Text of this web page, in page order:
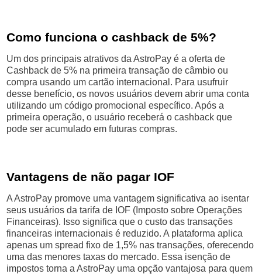
Como funciona o cashback de 5%?
Um dos principais atrativos da AstroPay é a oferta de
Cashback de 5% na primeira transação de câmbio ou
compra usando um cartão internacional. Para usufruir
desse benefício, os novos usuários devem abrir uma conta
utilizando um código promocional específico. Após a
primeira operação, o usuário receberá o cashback que
pode ser acumulado em futuras compras.
Vantagens de não pagar IOF
A AstroPay promove uma vantagem significativa ao isentar
seus usuários da tarifa de IOF (Imposto sobre Operações
Financeiras). Isso significa que o custo das transações
financeiras internacionais é reduzido. A plataforma aplica
apenas um spread fixo de 1,5% nas transações, oferecendo
uma das menores taxas do mercado. Essa isenção de
impostos torna a AstroPay uma opção vantajosa para quem